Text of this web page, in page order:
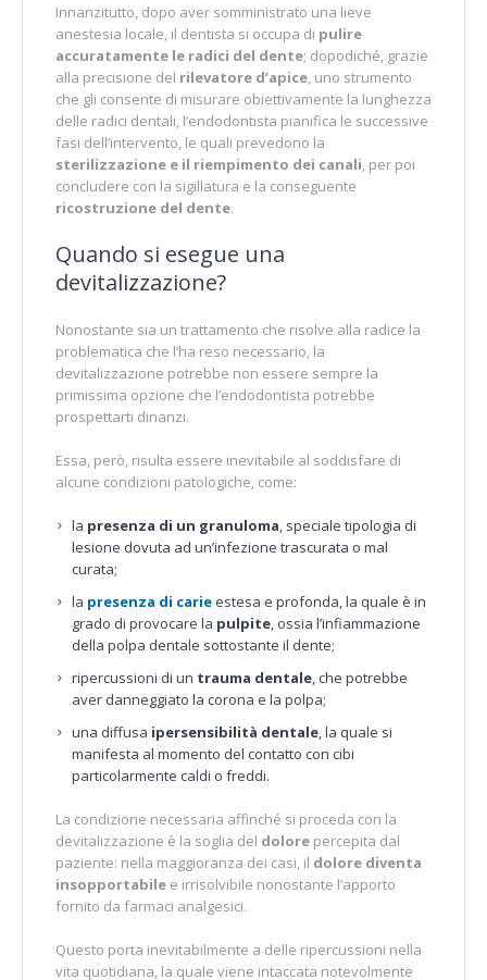
Innanzitutto, dopo aver somministrato una lieve
anestesia locale, il dentista si occupa di pulire
accuratamente le radici del dente; dopodiché, grazie
alla precisione del rilevatore d’apice, uno strumento
che gli consente di misurare obiettivamente la lunghezza
delle radici dentali, l’endodontista pianifica le successive
fasi dell’intervento, le quali prevedono la
sterilizzazione e il riempimento dei canali, per poi
concludere con la sigillatura e la conseguente
ricostruzione del dente.
Quando si esegue una
devitalizzazione?
Nonostante sia un trattamento che risolve alla radice la
problematica che l’ha reso necessario, la
devitalizzazione potrebbe non essere sempre la
primissima opzione che l’endodontista potrebbe
prospettarti dinanzi.
Essa, però, risulta essere inevitabile al soddisfare di
alcune condizioni patologiche, come:
la presenza di un granuloma, speciale tipologia di
lesione dovuta ad un’infezione trascurata o mal
curata;
la presenza di carie estesa e profonda, la quale è in
grado di provocare la pulpite, ossia l’infiammazione
della polpa dentale sottostante il dente;
ripercussioni di un trauma dentale, che potrebbe
aver danneggiato la corona e la polpa;
una diffusa ipersensibilità dentale, la quale si
manifesta al momento del contatto con cibi
particolarmente caldi o freddi.
La condizione necessaria affinché si proceda con la
devitalizzazione è la soglia del dolore percepita dal
paziente: nella maggioranza dei casi, il dolore diventa
insopportabile e irrisolvibile nonostante l’apporto
fornito da farmaci analgesici.
Questo porta inevitabilmente a delle ripercussioni nella
vita quotidiana, la quale viene intaccata notevolmente